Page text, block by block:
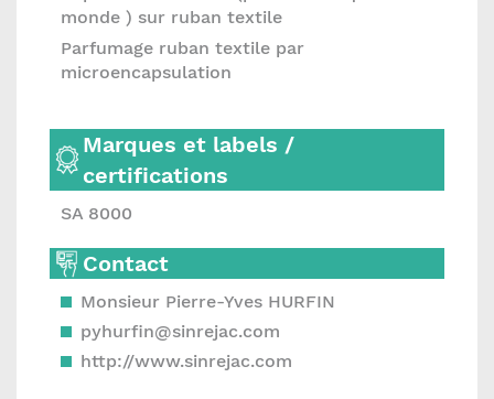
monde ) sur ruban textile
Parfumage ruban textile par
microencapsulation
Marques et labels /
certifications
SA 8000
Contact
Monsieur Pierre-Yves HURFIN
pyhurfin@sinrejac.com
http://www.sinrejac.com